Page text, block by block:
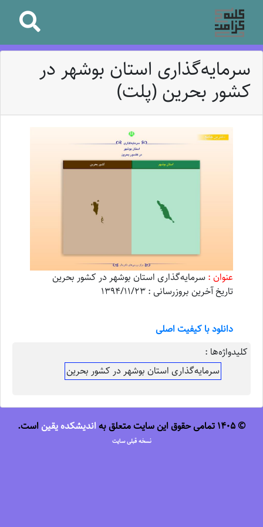
سرمایه‌گذاری استان بوشهر در
کشور بحرین (پلت)
عنوان : سرمایه‌گذاری استان بوشهر در کشور بحرین
تاریخ آخرین بروزرسانی : 1394/11/23
دانلود با کیفیت اصلی
کلیدواژه‌ها :
سرمایه‌گذاری استان بوشهر در کشور بحرین
© 1405 تمامی حقوق این سایت متعلق به اندیشکده یقین است.
نسخه قبلی سایت